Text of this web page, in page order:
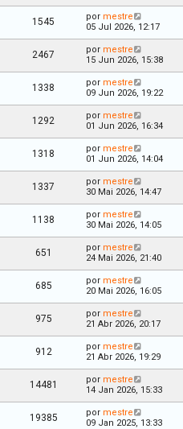
1545 por mestre
05 Jul 2026, 12:17
2467 por mestre
15 Jun 2026, 15:38
1338 por mestre
09 Jun 2026, 19:22
1292 por mestre
01 Jun 2026, 16:34
1318 por mestre
01 Jun 2026, 14:04
1337 por mestre
30 Mai 2026, 14:47
1138 por mestre
30 Mai 2026, 14:05
651 por mestre
24 Mai 2026, 21:40
685 por mestre
20 Mai 2026, 16:05
975 por mestre
21 Abr 2026, 20:17
912 por mestre
21 Abr 2026, 19:29
14481 por mestre
14 Jan 2026, 15:33
19385 por mestre
09 Jan 2025, 13:33